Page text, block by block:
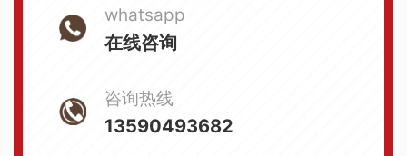
whatsapp
在线咨询
咨询热线
13590493682